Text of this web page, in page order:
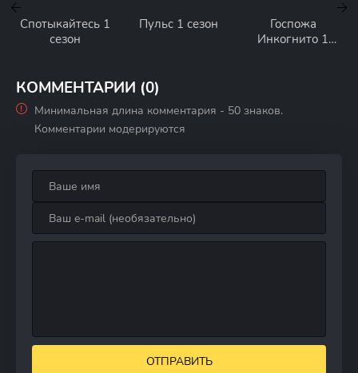
Спотыкайтесь 1
сезон
Пульс 1 сезон
Госпожа
Инкогнито 1
КОММЕНТАРИИ (0)
Минимальная длина комментария - 50 знаков.
Комментарии модерируются
ОТПРАВИТЬ